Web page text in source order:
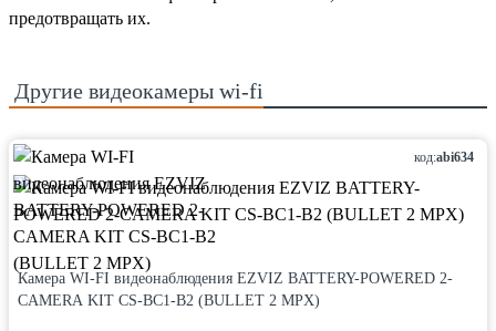
предотвращать их.
Другие видеокамеры wi-fi
код:abi634
Камера WI-FI видеонаблюдения EZVIZ BATTERY-POWERED 2-
CAMERA KIT CS-BC1-B2 (BULLET 2 MPX)